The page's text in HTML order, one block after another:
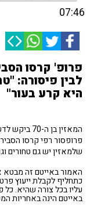
07:46
פרופ' קרסו
לבין פיסורה:
היא קרע בעור"
המאזין בן
פרופסור רפי קרסו
שלמאזין יש גם טחורים
האמור באייטם זה
כתחליף לקבלת ייעוץ
עליו בכל צורה שהיא.
באייטם הינה באחריות